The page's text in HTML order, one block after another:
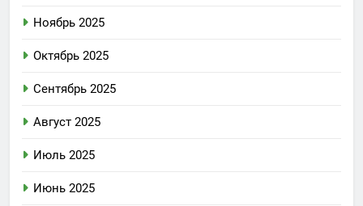
Ноябрь 2025
Октябрь 2025
Сентябрь 2025
Август 2025
Июль 2025
Июнь 2025